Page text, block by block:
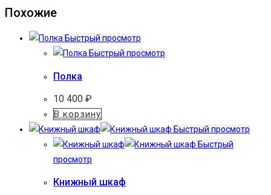
Похожие
Быстрый просмотр
Быстрый просмотр
Полка
10 400 ₽
В корзину
Быстрый просмотр
Быстрый
просмотр
Книжный шкаф